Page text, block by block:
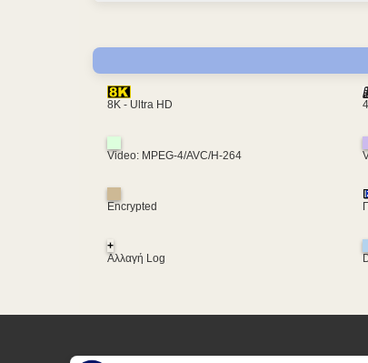
8K - Ultra HD
Video: MPEG-4/AVC/H-264
Encrypted
+
Αλλαγή Log